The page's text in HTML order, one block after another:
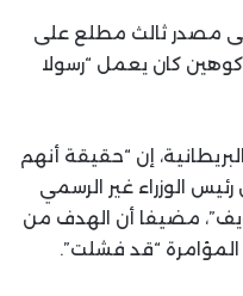
مصدر ثالث مطلع على
كان يعمل “رسولا
إن “حقيقة أنهم
الوزراء غير الرسمي
مضيفا أن الهدف من
“قد فشلت”.